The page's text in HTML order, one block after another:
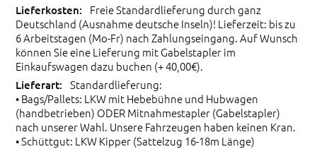
Freie Standardlieferung durch ganz
Deutschland (Ausnahme deutsche Inseln)! Lieferzeit: bis zu
6 Arbeitstagen (Mo-Fr) nach Zahlungseingang. Auf Wunsch
können Sie eine Lieferung mit Gabelstapler im
Einkaufswagen dazu buchen (+ 40,00€).
Standardlieferung:
• Bags/Pallets: LKW mit Hebebühne und Hubwagen
(handbetrieben) ODER Mitnahmestapler (Gabelstapler)
nach unserer Wahl. Unsere Fahrzeugen haben keinen Kran.
• Schüttgut: LKW Kipper (Sattelzug 16-18m Länge)